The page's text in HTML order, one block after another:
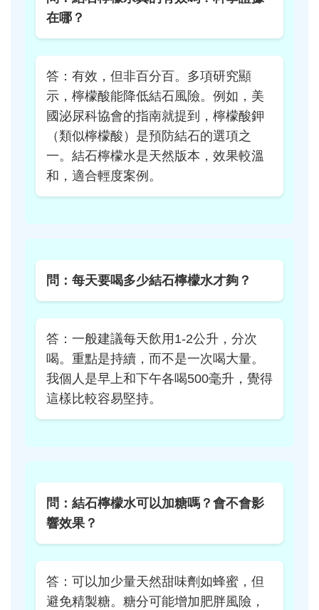
在哪？
答：有效，但非百分百。多項研究顯
示，檸檬酸能降低結石風險。例如，美
國泌尿科協會的指南就提到，檸檬酸鉀
（類似檸檬酸）是預防結石的選項之
一。結石檸檬水是天然版本，效果較溫
和，適合輕度案例。
問：每天要喝多少結石檸檬水才夠？
答：一般建議每天飲用1-2公升，分次
喝。重點是持續，而不是一次喝大量。
我個人是早上和下午各喝500毫升，覺得
這樣比較容易堅持。
問：結石檸檬水可以加糖嗎？會不會影
響效果？
答：可以加少量天然甜味劑如蜂蜜，但
避免精製糖。糖分可能增加肥胖風險，